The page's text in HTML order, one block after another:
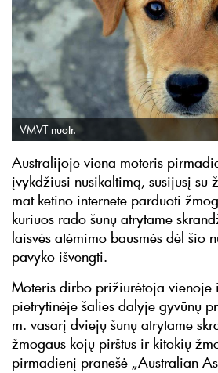
VMVT nuotr.
Australijoje viena moteris
įvykdžiusi nusikaltimą, susijusį su
mat ketino internete parduoti
kuriuos rado šunų atrytame
laisvės atėmimo bausmės dėl šio
pavyko išvengti.
Moteris dirbo prižiūrėtoja vienoje
pietrytinėje šalies dalyje gyvūnų
m. vasarį dviejų šunų atrytame
žmogaus kojų pirštus ir kitokių
pirmadienį pranešė „Australian